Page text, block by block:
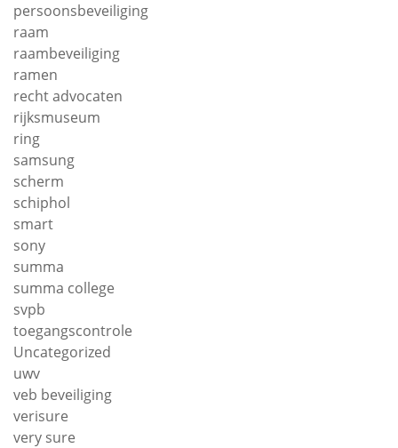
persoonsbeveiliging
raam
raambeveiliging
ramen
recht advocaten
rijksmuseum
ring
samsung
scherm
schiphol
smart
sony
summa
summa college
svpb
toegangscontrole
Uncategorized
uwv
veb beveiliging
verisure
very sure